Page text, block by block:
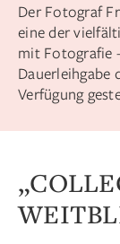
Der Fotograf
eine der
mit Fotografie
Dauerleihgabe
Verfügung